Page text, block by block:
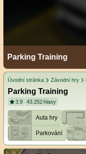
Parking Training
Úvodní stránka Závodní hry
Parking Training
3.9 43.252 hlasy
Auta hry
Parkování